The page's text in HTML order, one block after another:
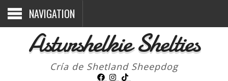
NAVIGATION
Asturshelkie Shelties
Cría de Shetland Sheepdog